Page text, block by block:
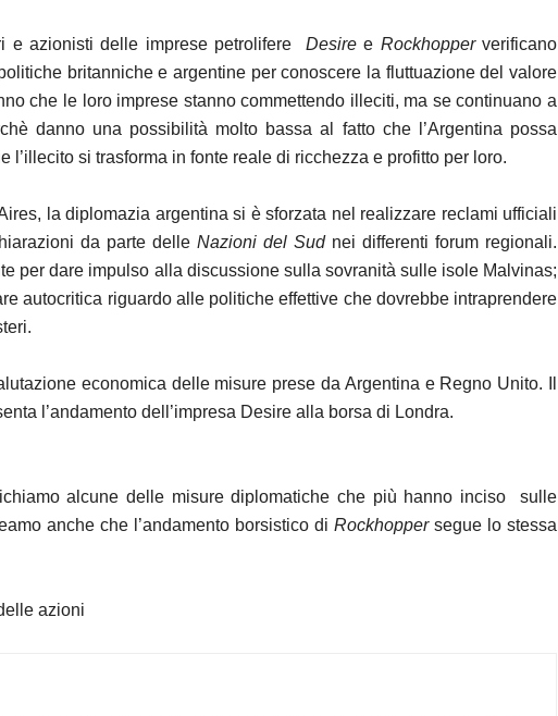
geopolitici
e azionisti delle imprese petrolifere Desiree Rockhopperverificano
britanniche e argentine per conoscere la fluttuazione del valore
che le loro imprese stanno commettendo illeciti, ma se continuano a
danno una possibilità molto bassa al fatto che l’Argentina possa
l’illecito si trasforma in fonte reale di ricchezza e profitto per loro.
la diplomazia argentina si è sforzata nel realizzare reclami ufficiali
da parte delle Nazioni del Sud nei differenti forum regionali.
per dare impulso alla discussione sulla sovranità sulle isole Malvinas;
autocritica riguardo alle politiche effettive che dovrebbe intraprendere
economica delle misure prese da Argentina e Regno Unito. Il
l’andamento dell’impresa Desire alla borsa di Londra.
alcune delle misure diplomatiche che più hanno inciso sulle
anche che l’andamento borsistico di Rockhoppersegue lo stessa
azioni